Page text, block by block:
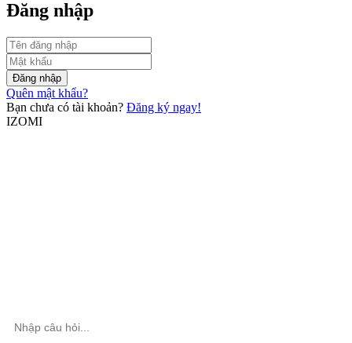
Đăng nhập
Đăng nhập
Quên mật khẩu?
Bạn chưa có tài khoản? Đăng ký ngay!
IZOMI